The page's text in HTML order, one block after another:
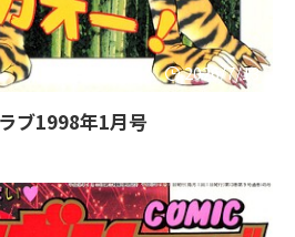
2026/7/13
ブ1998年1月号